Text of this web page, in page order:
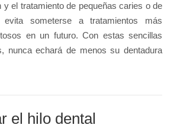
y el tratamiento de pequeñas caries o de
evita someterse a tratamientos más
en un futuro. Con estas sencillas
nunca echará de menos su dentadura
el hilo dental